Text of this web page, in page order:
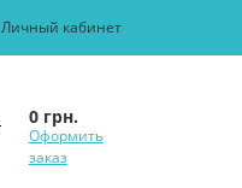
Личный кабинет
0 грн.
Оформить
заказ